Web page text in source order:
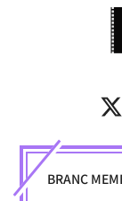
BRANC